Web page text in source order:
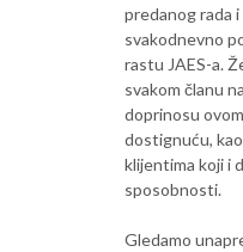
predanog rada
svakodnevno
rastu JAES-a.
svakom članu
doprinosu
dostignuću,
klijentima koji i
sposobnosti.
Gledamo